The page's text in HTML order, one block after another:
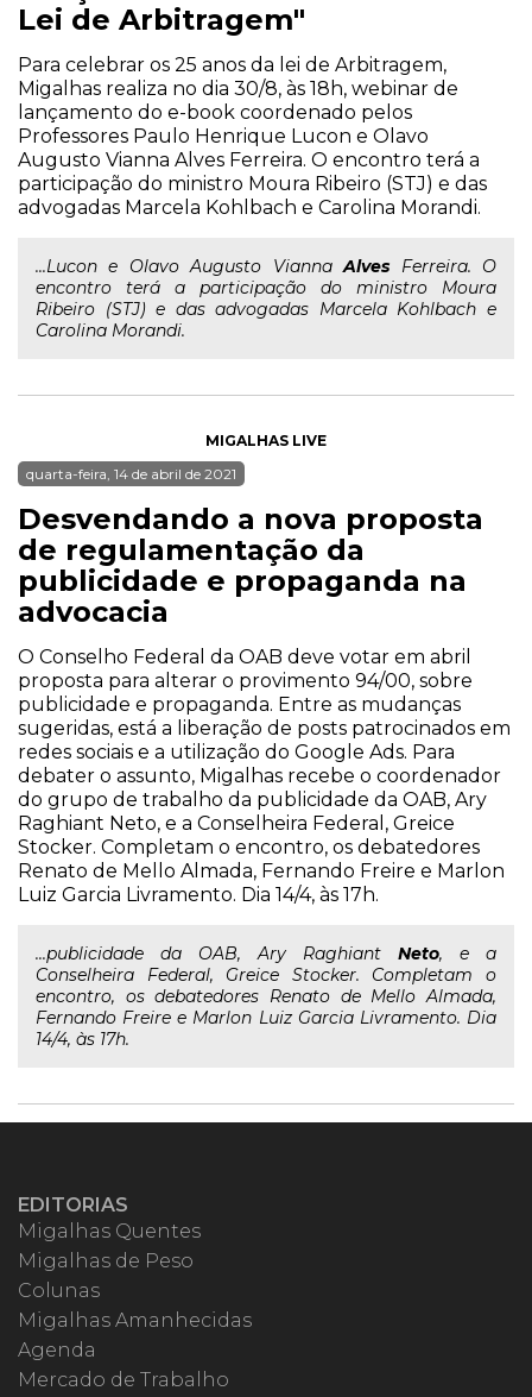
Lei de Arbitragem"
Para celebrar os 25 anos da lei de Arbitragem,
Migalhas realiza no dia 30/8, às 18h, webinar de
lançamento do e-book coordenado pelos
Professores Paulo Henrique Lucon e Olavo
Augusto Vianna Alves Ferreira. O encontro terá a
participação do ministro Moura Ribeiro (STJ) e das
advogadas Marcela Kohlbach e Carolina Morandi.
...Lucon e Olavo Augusto ViannaAlves Ferreira. O
encontro terá a participação do ministro Moura
Ribeiro (STJ) e das advogadas Marcela Kohlbach e
Carolina Morandi.
MIGALHAS LIVE
quarta-feira, 14 de abril de 2021
Desvendando a nova proposta
de regulamentação da
publicidade e propaganda na
advocacia
O Conselho Federal da OAB deve votar em abril
proposta para alterar o provimento 94/00, sobre
publicidade e propaganda. Entre as mudanças
sugeridas, está a liberação de posts patrocinados em
redes sociais e a utilização do Google Ads. Para
debater o assunto, Migalhas recebe o coordenador
do grupo de trabalho da publicidade da OAB, Ary
Raghiant Neto, e a Conselheira Federal, Greice
Stocker. Completam o encontro, os debatedores
Renato de Mello Almada, Fernando Freire e Marlon
Luiz Garcia Livramento. Dia 14/4, às 17h.
...publicidade da OAB, Ary Raghiant Neto, e a
Conselheira Federal, Greice Stocker. Completam o
encontro, os debatedores Renato de Mello Almada,
Fernando Freire e Marlon Luiz Garcia Livramento. Dia
14/4, às 17h.
EDITORIAS
Migalhas Quentes
Migalhas de Peso
Colunas
Migalhas Amanhecidas
Agenda
Mercado de Trabalho